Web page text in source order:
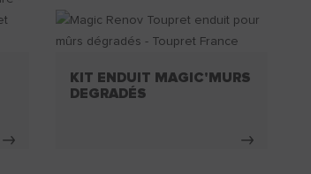
KIT ENDUIT MAGIC'MURS
DEGRADÉS